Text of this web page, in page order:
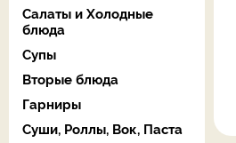
Салаты и Холодные
блюда
Супы
Вторые блюда
Гарниры
Суши, Роллы, Вок, Паста